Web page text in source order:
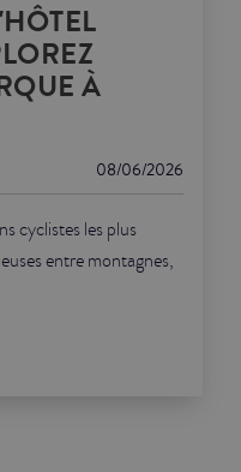
À
08/06/2026
cyclistes les plus
entre montagnes,